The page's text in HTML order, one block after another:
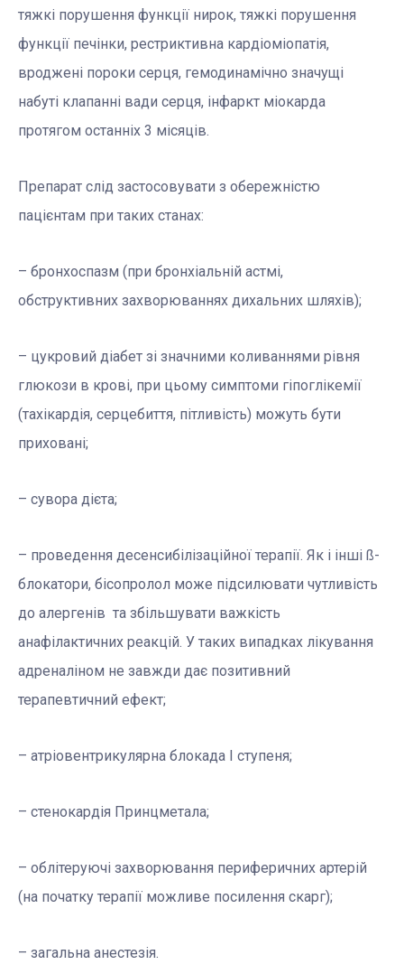
тяжкі порушення функції нирок, тяжкі порушення
функції печінки, рестриктивна кардіоміопатія,
вроджені пороки серця, гемодинамічно значущі
набуті клапанні вади серця, інфаркт міокарда
протягом останніх 3 місяців.
Препарат слід застосовувати з обережністю
пацієнтам при таких станах:
– бронхоспазм (при бронхіальній астмі,
обструктивних захворюваннях дихальних шляхів);
– цукровий діабет зі значними коливаннями рівня
глюкози в крові, при цьому симптоми гіпоглікемії
(тахікардія, серцебиття, пітливість) можуть бути
приховані;
– сувора дієта;
– проведення десенсибілізаційної терапії. Як і інші ß-
блокатори, бісопролол може підсилювати чутливість
до алергенів та збільшувати важкість
анафілактичних реакцій. У таких випадках лікування
адреналіном не завжди дає позитивний
терапевтичний ефект;
– атріовентрикулярна блокада I ступеня;
– стенокардія Принцметала;
– облітеруючі захворювання периферичних артерій
(на початку терапії можливе посилення скарг);
– загальна анестезія.